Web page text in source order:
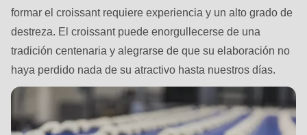
modules/custom/rondo_contact/src/ContactService.php
function:
mb_substr():
formar el croissant requiere experiencia y un alto grado de
destreza. El croissant puede enorgullecerse de una
tradición centenaria y alegrarse de que su elaboración no
haya perdido nada de su atractivo hasta nuestros días.